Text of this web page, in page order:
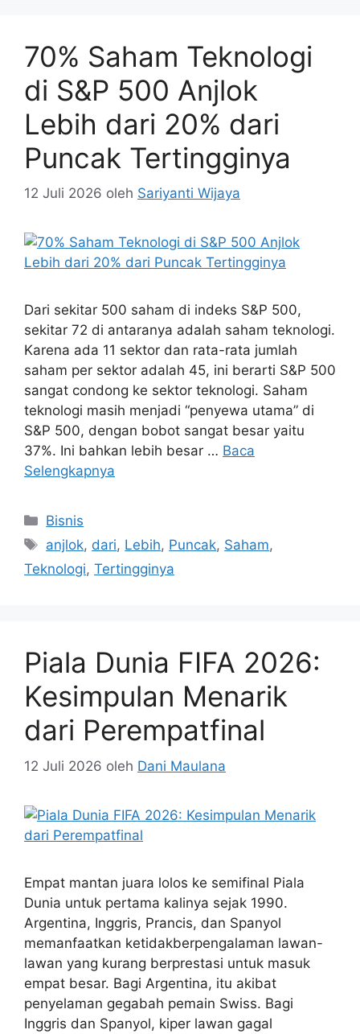
70% Saham Teknologi
di S&P 500 Anjlok
Lebih dari 20% dari
Puncak Tertingginya
12 Juli 2026 oleh Sariyanti Wijaya
Dari sekitar 500 saham di indeks S&P 500,
sekitar 72 di antaranya adalah saham teknologi.
Karena ada 11 sektor dan rata-rata jumlah
saham per sektor adalah 45, ini berarti S&P 500
sangat condong ke sektor teknologi. Saham
teknologi masih menjadi “penyewa utama” di
S&P 500, dengan bobot sangat besar yaitu
37%. Ini bahkan lebih besar … Baca
Selengkapnya
Kategori
Bisnis
Tag
anjlok, dari, Lebih, Puncak, Saham,
Teknologi, Tertingginya
Piala Dunia FIFA 2026:
Kesimpulan Menarik
dari Perempatfinal
12 Juli 2026 oleh Dani Maulana
Empat mantan juara lolos ke semifinal Piala
Dunia untuk pertama kalinya sejak 1990.
Argentina, Inggris, Prancis, dan Spanyol
memanfaatkan ketidakberpengalaman lawan-
lawan yang kurang berprestasi untuk masuk
empat besar. Bagi Argentina, itu akibat
penyelaman gegabah pemain Swiss. Bagi
Inggris dan Spanyol, kiper lawan gagal